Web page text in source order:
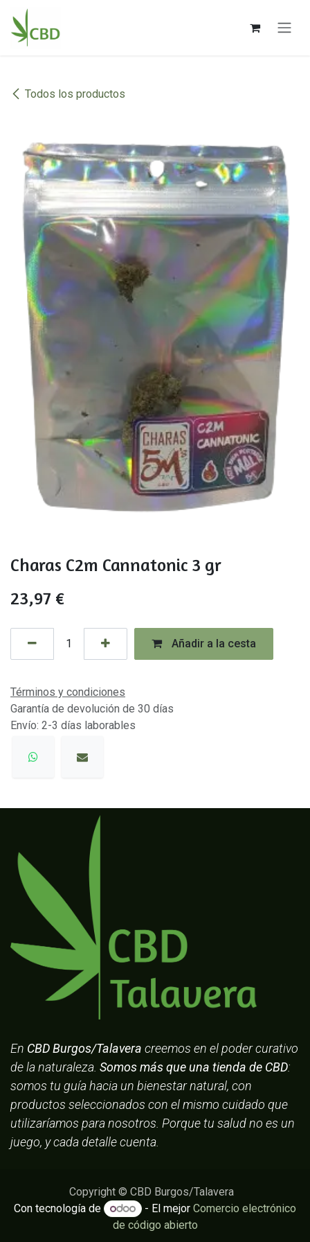
Ir al contenido
Todos los productos
Charas C2m Cannatonic 3 gr
23,97 €
Añadir a la cesta
Términos y condiciones
Garantía de devolución de 30 días
Envío: 2-3 días laborables
En CBD Burgos/Talavera creemos en el poder curativo
de la naturaleza. Somos más que una tienda de CBD:
somos tu guía hacia un bienestar natural, con
productos seleccionados con el mismo cuidado que
utilizaríamos para nosotros. Porque tu salud no es un
juego, y cada detalle cuenta.
Copyright © CBD Burgos/Talavera
Con tecnología de
- El mejor Comercio electrónico
de código abierto